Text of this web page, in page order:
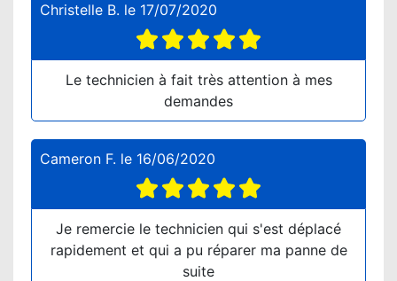
Christelle B. le 17/07/2020
Le technicien à fait très attention à mes
demandes
Cameron F. le 16/06/2020
Je remercie le technicien qui s'est déplacé
rapidement et qui a pu réparer ma panne de
suite